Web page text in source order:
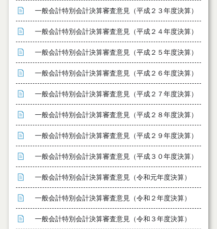
一般会計特別会計決算審査意見（平成２３年度決算）
一般会計特別会計決算審査意見（平成２４年度決算）
一般会計特別会計決算審査意見（平成２５年度決算）
一般会計特別会計決算審査意見（平成２６年度決算）
一般会計特別会計決算審査意見（平成２７年度決算）
一般会計特別会計決算審査意見（平成２８年度決算）
一般会計特別会計決算審査意見（平成２９年度決算）
一般会計特別会計決算審査意見（平成３０年度決算）
一般会計特別会計決算審査意見（令和元年度決算）
一般会計特別会計決算審査意見（令和２年度決算）
一般会計特別会計決算審査意見（令和３年度決算）